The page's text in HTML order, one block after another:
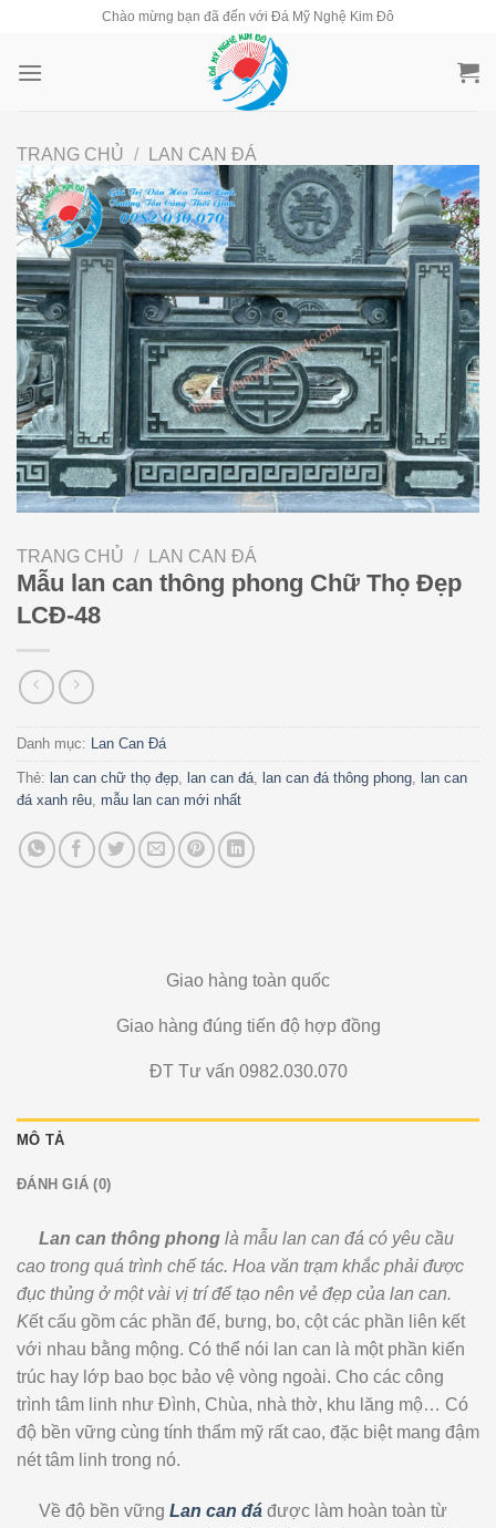
content
Chào mừng bạn đã đến với Đá Mỹ Nghệ Kim Đô
TRANG CHỦ / LAN CAN ĐÁ
TRANG CHỦ / LAN CAN ĐÁ
Mẫu lan can thông phong Chữ Thọ Đẹp
LCĐ-48
Danh mục: Lan Can Đá
Thẻ: lan can chữ thọ đẹp, lan can đá, lan can đá thông phong, lan can
đá xanh rêu, mẫu lan can mới nhất
Giao hàng toàn quốc
Giao hàng đúng tiến độ hợp đồng
ĐT Tư vấn 0982.030.070
MÔ TẢ
ĐÁNH GIÁ (0)
Lan can thông phong là mẫu lan can đá có yêu cầu
cao trong quá trình chế tác. Hoa văn trạm khắc phải được
đục thủng ở một vài vị trí để tạo nên vẻ đẹp của lan can.
Kết cấu gồm các phần đế, bưng, bo, cột các phần liên kết
với nhau bằng mộng. Có thể nói lan can là một phần kiến
trúc hay lớp bao bọc bảo vệ vòng ngoài. Cho các công
trình tâm linh như Đình, Chùa, nhà thờ, khu lăng mộ… Có
độ bền vững cùng tính thẩm mỹ rất cao, đặc biệt mang đậm
nét tâm linh trong nó.
Về độ bền vững Lan can đá được làm hoàn toàn từ